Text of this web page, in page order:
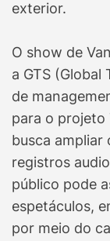
exterior.
O show de
a GTS (Global
de
para o projeto
busca ampliar
registros
público pode
espetáculos,
por meio do